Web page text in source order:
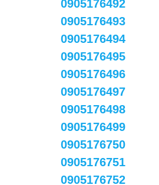
0905176492
0905176493
0905176494
0905176495
0905176496
0905176497
0905176498
0905176499
0905176750
0905176751
0905176752